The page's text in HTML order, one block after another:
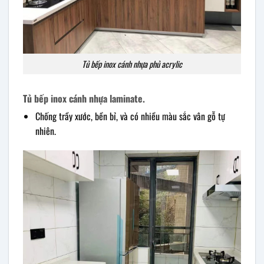
Tủ bếp inox cánh nhựa phủ acrylic
Tủ bếp inox cánh nhựa laminate.
Chống trầy xước, bền bỉ, và có nhiều màu sắc vân gỗ tự
nhiên.